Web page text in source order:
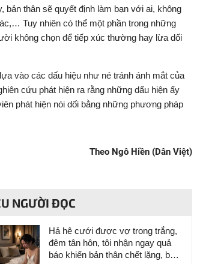
thân sẽ quyết định làm bạn với ai, không
Tuy nhiên có thể một phần trong những
không chọn để tiếp xúc thường hay lừa dối
vào các dấu hiệu như né tránh ánh mắt của
cứu phát hiện ra rằng những dấu hiện ấy
phát hiện nói dối bằng những phương pháp
Theo Ngô Hiền (Dân Việt)
NGƯỜI ĐỌC
Hả hê cưới được vợ trong trắng,
đêm tân hôn, tôi nhận ngay quả
báo khiến bản thân chết lặng, bẽ